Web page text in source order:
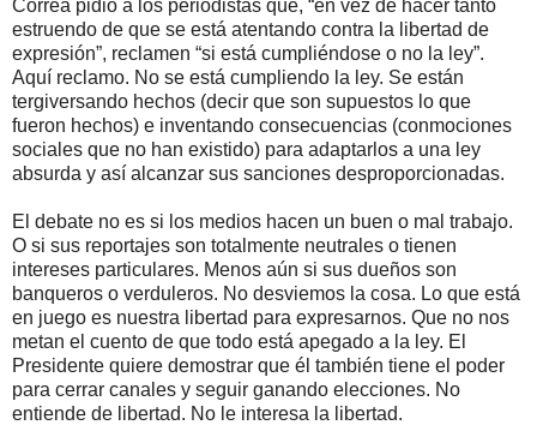
Correa pidió a los periodistas que, “en vez de hacer tanto
estruendo de que se está atentando contra la libertad de
expresión”, reclamen “si está cumpliéndose o no la ley”.
Aquí reclamo. No se está cumpliendo la ley. Se están
tergiversando hechos (decir que son supuestos lo que
fueron hechos) e inventando consecuencias (conmociones
sociales que no han existido) para adaptarlos a una ley
absurda y así alcanzar sus sanciones desproporcionadas.
El debate no es si los medios hacen un buen o mal trabajo.
O si sus reportajes son totalmente neutrales o tienen
intereses particulares. Menos aún si sus dueños son
banqueros o verduleros. No desviemos la cosa. Lo que está
en juego es nuestra libertad para expresarnos. Que no nos
metan el cuento de que todo está apegado a la ley. El
Presidente quiere demostrar que él también tiene el poder
para cerrar canales y seguir ganando elecciones. No
entiende de libertad. No le interesa la libertad.